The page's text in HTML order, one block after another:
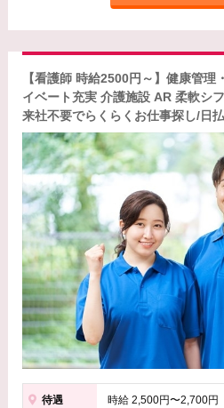
【看護師 時給2500円～】健康管
イベート充実 介護施設 AR 柔軟シ
来社不要でらくらくお仕事探し/日
待遇 時給 2,500円〜2,700円